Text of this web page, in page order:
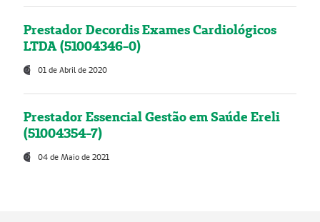
Prestador Decordis Exames Cardiológicos
LTDA (51004346-0)
01 de Abril de 2020
Prestador Essencial Gestão em Saúde Ereli
(51004354-7)
04 de Maio de 2021